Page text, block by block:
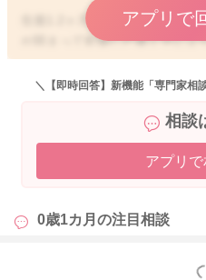
生後1.2ヶ月はまだ鼻腔が非常
が固まって乾燥した鼻くそによ
なかなか効果的に吸ったりは難
っかりして、またお風呂上がり
また寝かしつけるタイミングで
やすかったりします。
診なさった方が安心です。ご検
アプリで
＼【即時回答】新機能「専門家相
相談
アプリ
0歳1カ月の注目相談
もっと